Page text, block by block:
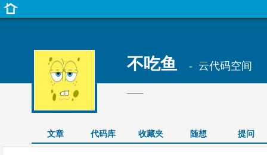
不吃鱼 - 云代码空间
——
文章 代码库 收藏夹 随想 提问